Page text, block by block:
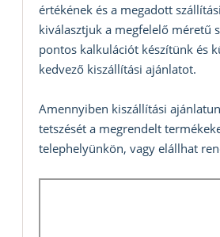
értékének és a megadott
kiválasztjuk a megfelelő méretű
pontos kalkulációt készítünk és
kedvező kiszállítási ajánlatot.
Amennyiben kiszállítási
tetszését a megrendelt
telephelyünkön, vagy elállhat